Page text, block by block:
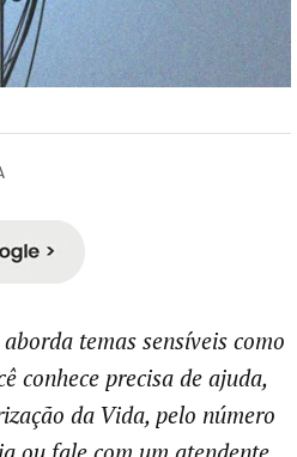
temas sensíveis como
conhece precisa de ajuda,
da Vida, pelo número